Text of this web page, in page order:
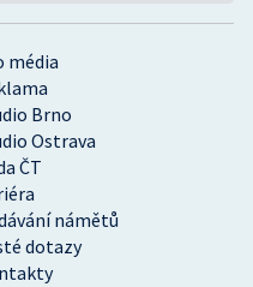
média
Brno
Ostrava
ČT
námětů
dotazy